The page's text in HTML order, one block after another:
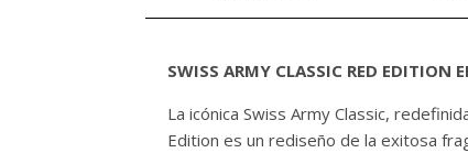
SWISS ARMY CLASSIC RED EDITION
La icónica Swiss Army Classic,
Edition es un rediseño de la exitosa